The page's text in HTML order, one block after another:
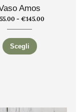
Amos
55.00 - €145.00
Scegli